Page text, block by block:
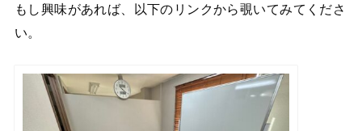
もし興味があれば、以下のリンクから覗いてみてくださ
い。